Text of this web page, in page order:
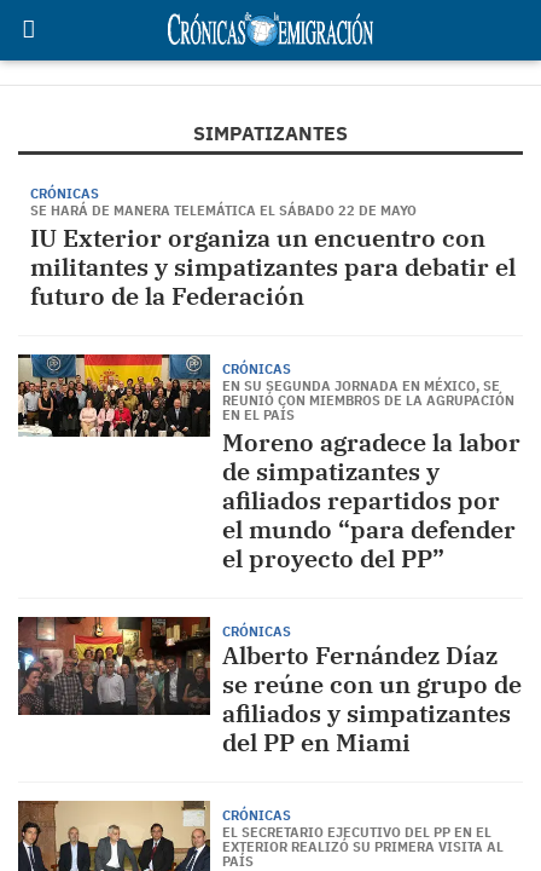
SIMPATIZANTES
CRÓNICAS
SE HARÁ DE MANERA TELEMÁTICA EL SÁBADO 22 DE MAYO
IU Exterior organiza un encuentro con
militantes y simpatizantes para debatir el
futuro de la Federación
CRÓNICAS
EN SU SEGUNDA JORNADA EN MÉXICO, SE
REUNIÓ CON MIEMBROS DE LA AGRUPACIÓN
EN EL PAÍS
Moreno agradece la labor
de simpatizantes y
afiliados repartidos por
el mundo “para defender
el proyecto del PP”
CRÓNICAS
Alberto Fernández Díaz
se reúne con un grupo de
afiliados y simpatizantes
del PP en Miami
CRÓNICAS
EL SECRETARIO EJECUTIVO DEL PP EN EL
EXTERIOR REALIZÓ SU PRIMERA VISITA AL
PAÍS